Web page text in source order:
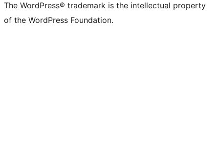
The WordPress® trademark is the intellectual property
of the WordPress Foundation.